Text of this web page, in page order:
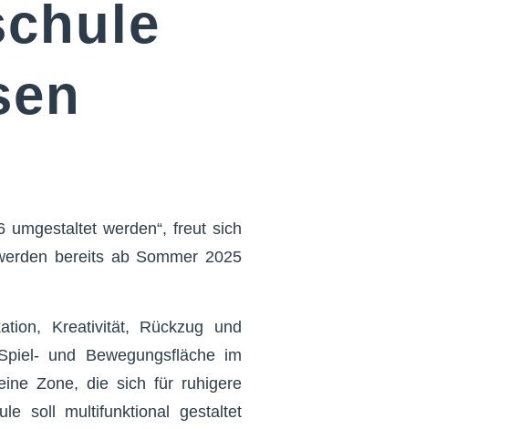
werden“, freut sich
bereits ab Sommer 2025
Kreativität, Rückzug und
und Bewegungsfläche im
Zone, die sich für ruhigere
soll multifunktional gestaltet